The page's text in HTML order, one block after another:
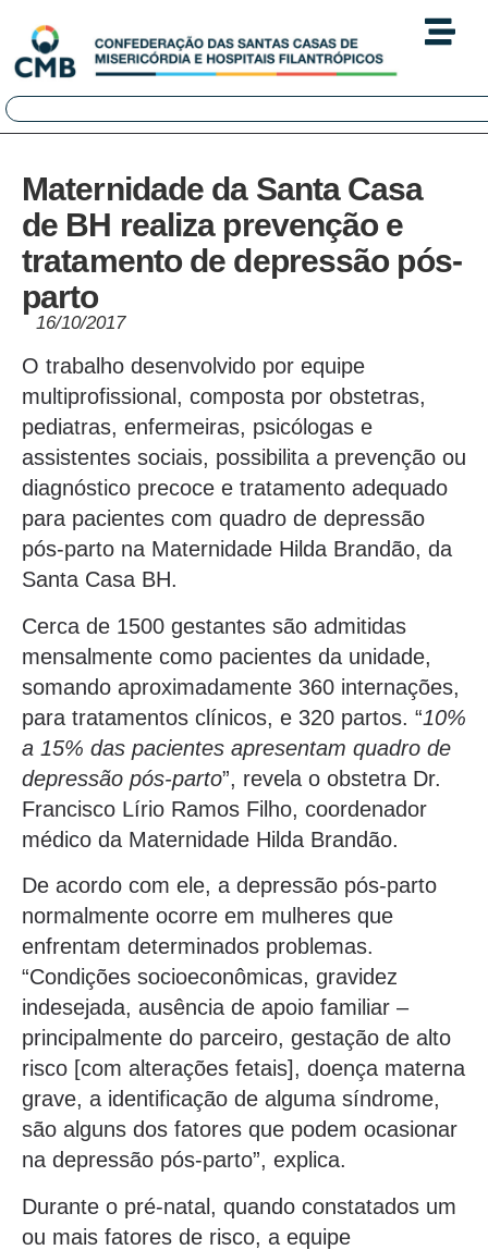
Maternidade da Santa Casa
de BH realiza prevenção e
tratamento de depressão pós-
parto
16/10/2017
O trabalho desenvolvido por equipe
multiprofissional, composta por obstetras,
pediatras, enfermeiras, psicólogas e
assistentes sociais, possibilita a prevenção ou
diagnóstico precoce e tratamento adequado
para pacientes com quadro de depressão
pós-parto na Maternidade Hilda Brandão, da
Santa Casa BH.
Cerca de 1500 gestantes são admitidas
mensalmente como pacientes da unidade,
somando aproximadamente 360 internações,
para tratamentos clínicos, e 320 partos. “10%
a 15% das pacientes apresentam quadro de
depressão pós-parto”, revela o obstetra Dr.
Francisco Lírio Ramos Filho, coordenador
médico da Maternidade Hilda Brandão.
De acordo com ele, a depressão pós-parto
normalmente ocorre em mulheres que
enfrentam determinados problemas.
“Condições socioeconômicas, gravidez
indesejada, ausência de apoio familiar –
principalmente do parceiro, gestação de alto
risco [com alterações fetais], doença materna
grave, a identificação de alguma síndrome,
são alguns dos fatores que podem ocasionar
na depressão pós-parto”, explica.
Durante o pré-natal, quando constatados um
ou mais fatores de risco, a equipe